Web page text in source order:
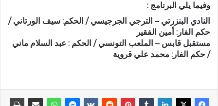
وفيما يلي البرنامج :
النادي البنزرتي – الترجي الجرجيسي / الحكم: سيف الورتاني /
حكم الفار: أمين الفقير
مستقبل قابس – الملعب التونسي / الحكم : عبد السلام ماني
/ حكم الفار: محمد علي قروية